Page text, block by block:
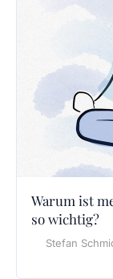
Warum ist
so wichtig?
Stefan